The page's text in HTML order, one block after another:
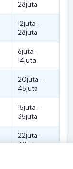
28juta
12juta –
28juta
6juta –
14juta
20juta –
45juta
15juta –
35juta
22juta –
48juta